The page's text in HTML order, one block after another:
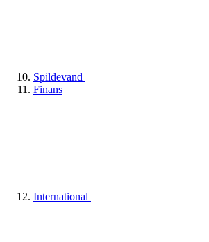
Spildevand
Finans
International